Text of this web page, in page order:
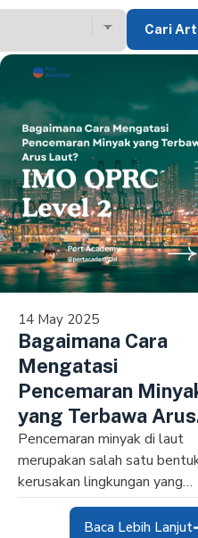
Cari
14 May 2025
Bagaimana Cara
Mengatasi
Pencemaran
yang Terbawa Arus
Laut?
Pencemaran minyak di laut
merupakan salah satu
kerusakan lingkungan yang
sangat sulit dikendalikan,
terutama…Baca Lebih Lanjut